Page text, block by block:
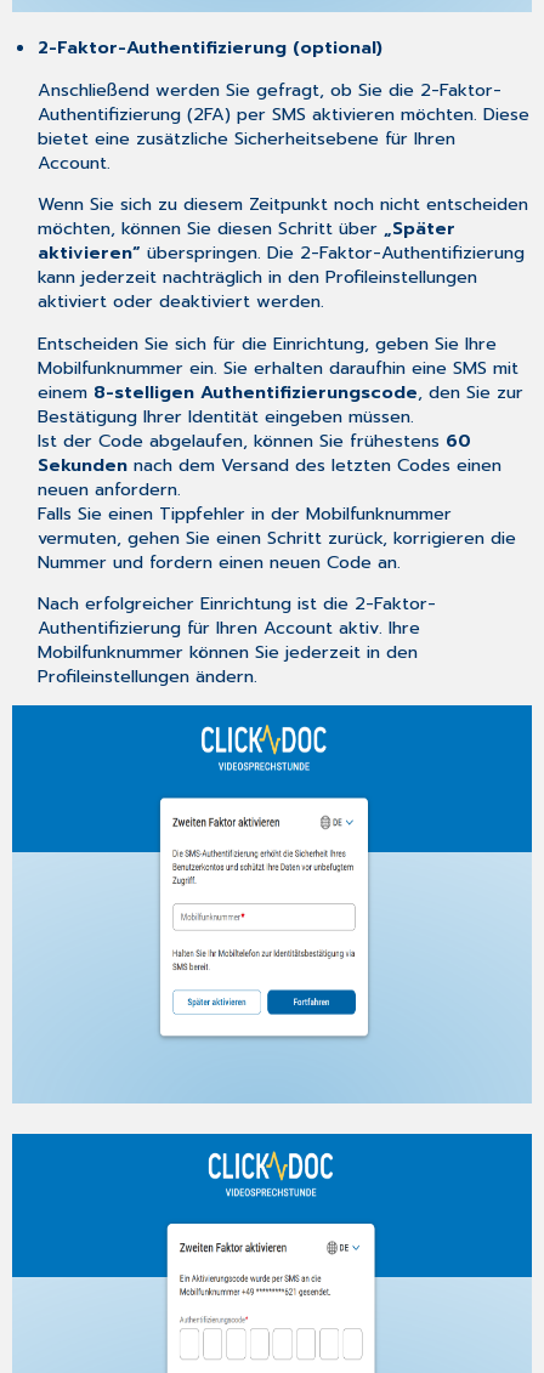
2-Faktor-Authentifizierung (optional)
Anschließend werden Sie gefragt, ob Sie die 2-Faktor-
Authentifizierung (2FA) per SMS aktivieren möchten. Diese
bietet eine zusätzliche Sicherheitsebene für Ihren
Account.
Wenn Sie sich zu diesem Zeitpunkt noch nicht entscheiden
möchten, können Sie diesen Schritt über „Später
aktivieren“ überspringen. Die 2-Faktor-Authentifizierung
kann jederzeit nachträglich in den Profileinstellungen
aktiviert oder deaktiviert werden.
Entscheiden Sie sich für die Einrichtung, geben Sie Ihre
Mobilfunknummer ein. Sie erhalten daraufhin eine SMS mit
einem 8-stelligen Authentifizierungscode, den Sie zur
Bestätigung Ihrer Identität eingeben müssen.
Ist der Code abgelaufen, können Sie frühestens 60
Sekundennach dem Versand des letzten Codes einen
neuen anfordern.
Falls Sie einen Tippfehler in der Mobilfunknummer
vermuten, gehen Sie einen Schritt zurück, korrigieren die
Nummer und fordern einen neuen Code an.
Nach erfolgreicher Einrichtung ist die 2-Faktor-
Authentifizierung für Ihren Account aktiv. Ihre
Mobilfunknummer können Sie jederzeit in den
Profileinstellungen ändern.